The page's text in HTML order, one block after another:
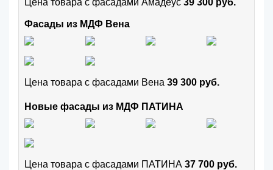
Цена товара с фасадами Амадеус 39 300 руб.
Фасады из МДФ Вена
Цена товара с фасадами Вена 39 300 руб.
Новые фасады из МДФ ПАТИНА
Цена товара с фасадами ПАТИНА 37 700 руб.